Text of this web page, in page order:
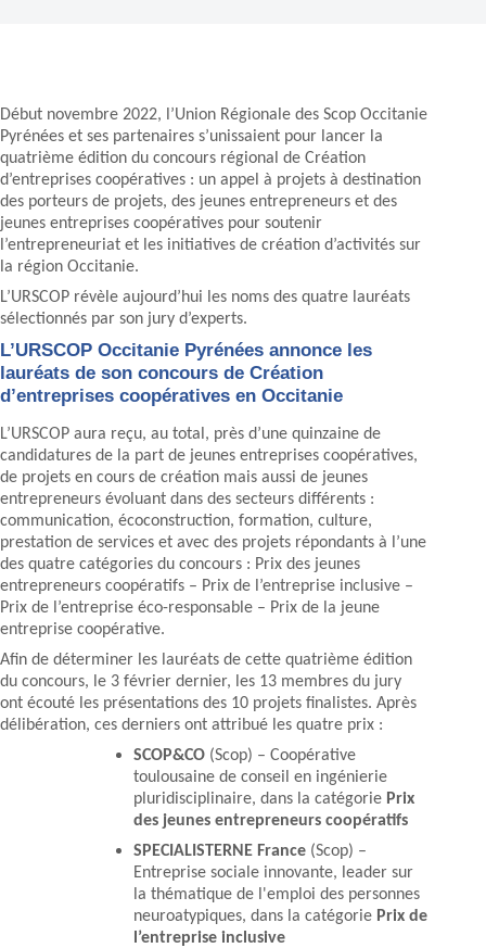
Début novembre 2022, l’Union Régionale des Scop Occitanie
Pyrénées et ses partenaires s’unissaient pour lancer la
quatrième édition du concours régional de Création
d’entreprises coopératives : un appel à projets à destination
des porteurs de projets, des jeunes entrepreneurs et des
jeunes entreprises coopératives pour soutenir
l’entrepreneuriat et les initiatives de création d’activités sur
la région Occitanie.
L’URSCOP révèle aujourd’hui les noms des quatre lauréats
sélectionnés par son jury d’experts.
L’URSCOP Occitanie Pyrénées annonce les
lauréats de son concours de Création
d’entreprises coopératives en Occitanie
L’URSCOP aura reçu, au total, près d’une quinzaine de
candidatures de la part de jeunes entreprises coopératives,
de projets en cours de création mais aussi de jeunes
entrepreneurs évoluant dans des secteurs différents :
communication, écoconstruction, formation, culture,
prestation de services et avec des projets répondants à l’une
des quatre catégories du concours : Prix des jeunes
entrepreneurs coopératifs – Prix de l’entreprise inclusive –
Prix de l’entreprise éco-responsable – Prix de la jeune
entreprise coopérative.
Afin de déterminer les lauréats de cette quatrième édition
du concours, le 3 février dernier, les 13 membres du jury
ont écouté les présentations des 10 projets finalistes. Après
délibération, ces derniers ont attribué les quatre prix :
SCOP&CO (Scop) – Coopérative
toulousaine de conseil en ingénierie
pluridisciplinaire, dans la catégorie Prix
des jeunes entrepreneurs coopératifs
SPECIALISTERNE France (Scop) –
Entreprise sociale innovante, leader sur
la thématique de l'emploi des personnes
neuroatypiques, dans la catégorie Prix de
l’entreprise inclusive